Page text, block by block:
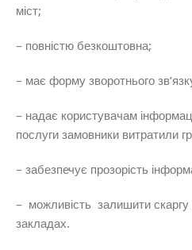
міст;
– повністю безкоштовна;
– має форму зворотнього
– надає користувачам
послуги замовники витратили
– забезпечує прозорість
– можливість залишити скаргу
закладах.